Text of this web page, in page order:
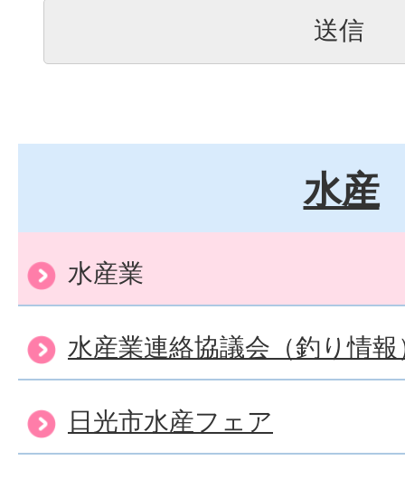
水産
水産業
水産業連絡協議会（釣り情報
日光市水産フェア